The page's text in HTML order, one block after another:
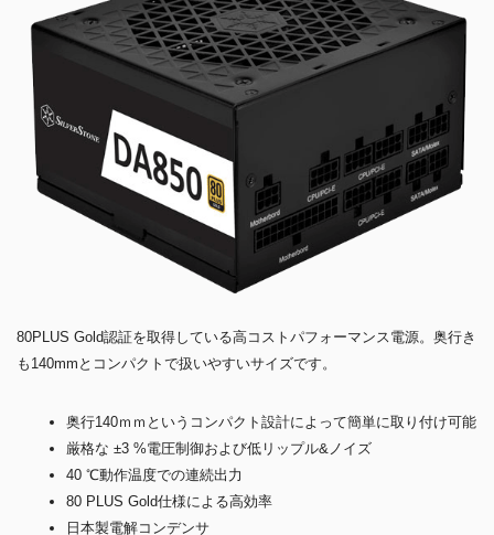
80PLUS Gold認証を取得している高コストパフォーマンス電源。奥行き
も140mmとコンパクトで扱いやすいサイズです。
奥行140ｍｍというコンパクト設計によって簡単に取り付け可能
厳格な ±3 %電圧制御および低リップル&ノイズ
40 ℃動作温度での連続出力
80 PLUS Gold仕様による高効率
日本製電解コンデンサ